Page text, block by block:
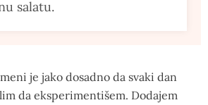
salatu.
je jako dosadno da svaki dan
da eksperimentišem. Dodajem